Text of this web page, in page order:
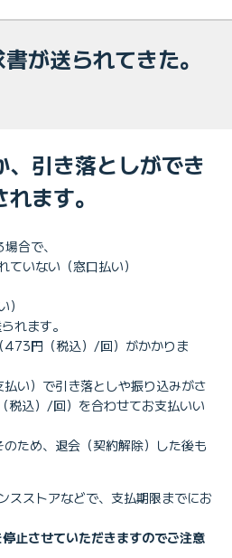
が送られてきた。
引き落としができ
ます。
合で、
いない（窓口払い）
れます。
473円（税込）/回）がかかりま
い）で引き落としや振り込みがさ
税込）/回）を合わせてお支払いい
ため、退会（契約解除）した後も
スストアなどで、支払期限までにお
止させていただきますのでご注意